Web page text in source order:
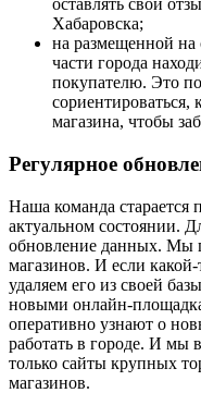
оставлять свои
Хабаровска;
на размещенной на
части города
покупателю. Это
сориентироваться,
магазина, чтобы
Регулярное
Наша команда старается
актуальном состоянии.
обновление данных. Мы
магазинов. И если
удаляем его из своей
новыми онлайн-
оперативно узнают о
работать в городе. И мы
только сайты крупных
магазинов.